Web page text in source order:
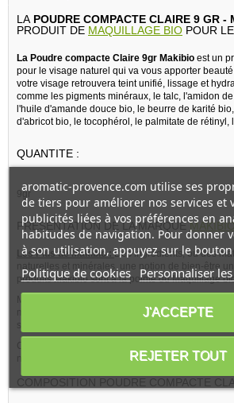
LA POUDRE COMPACTE CLAIRE 9 GR -
PRODUIT DE MAQUILLAGE BIO POUR
La Poudre compacte Claire 9gr Makibio est un
pour le visage naturel qui va vous apporter
votre visage retrouvera teint unifié, lissage et
comme les pigments minéraux, le talc, l'amidon
l'huile d'amande douce bio, le beurre de karité
d'abricot bio, le tocophérol, le palmitate de rétinyl,
QUANTITE :
9gr
PRESENTATION DE LA MARQUE
Les Plus de Makibio :Des ingrédients, ou des
naturelles et minérales, une notion de bien-être
produits Makibio sont à la pointe du Maquillage
Makibio Poudre compacte Claire s'adapte à votre
matin au cours de votre routine de maquillage ou
Cette teinte claire est destinée aux peaux claires,
COMPOSITION POUDRE COMPACTE
aromatic-provence.com utilise ses
de tiers pour améliorer nos services et
publicités liées à vos préférences en
habitudes de navigation. Pour donner
à son utilisation, appuyez sur le bouton
Politique de cookies Personnaliser
REJETER TOUT
J'ACCEPTE